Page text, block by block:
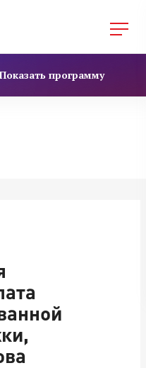
Показать программу